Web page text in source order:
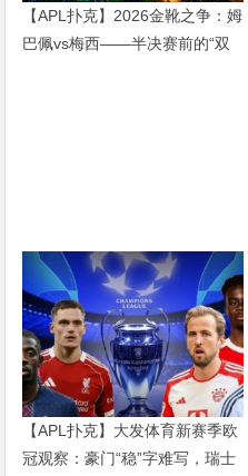
【APL扑克】2026金靴之争：姆
巴佩vs梅西——半决赛前的“双
【APL扑克】大发体育新赛季欧
冠观察：豪门“稳”字难写，瑞士